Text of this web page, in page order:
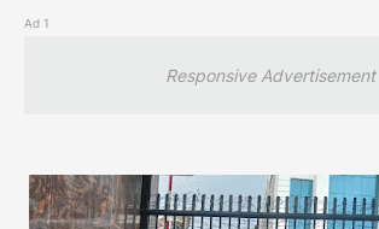
Ad 1
Responsive Advertisement